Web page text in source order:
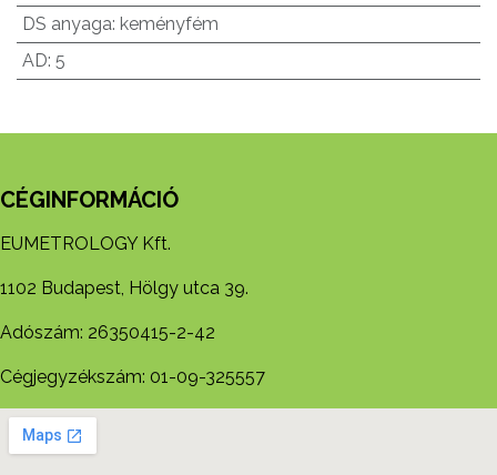
DS anyaga: keményfém
AD: 5
CÉGINFORMÁCIÓ
EUMETROLOGY Kft.
1102 Budapest, Hölgy utca 39.
Adószám: 26350415-2-42
Cégjegyzékszám: 01-09-325557